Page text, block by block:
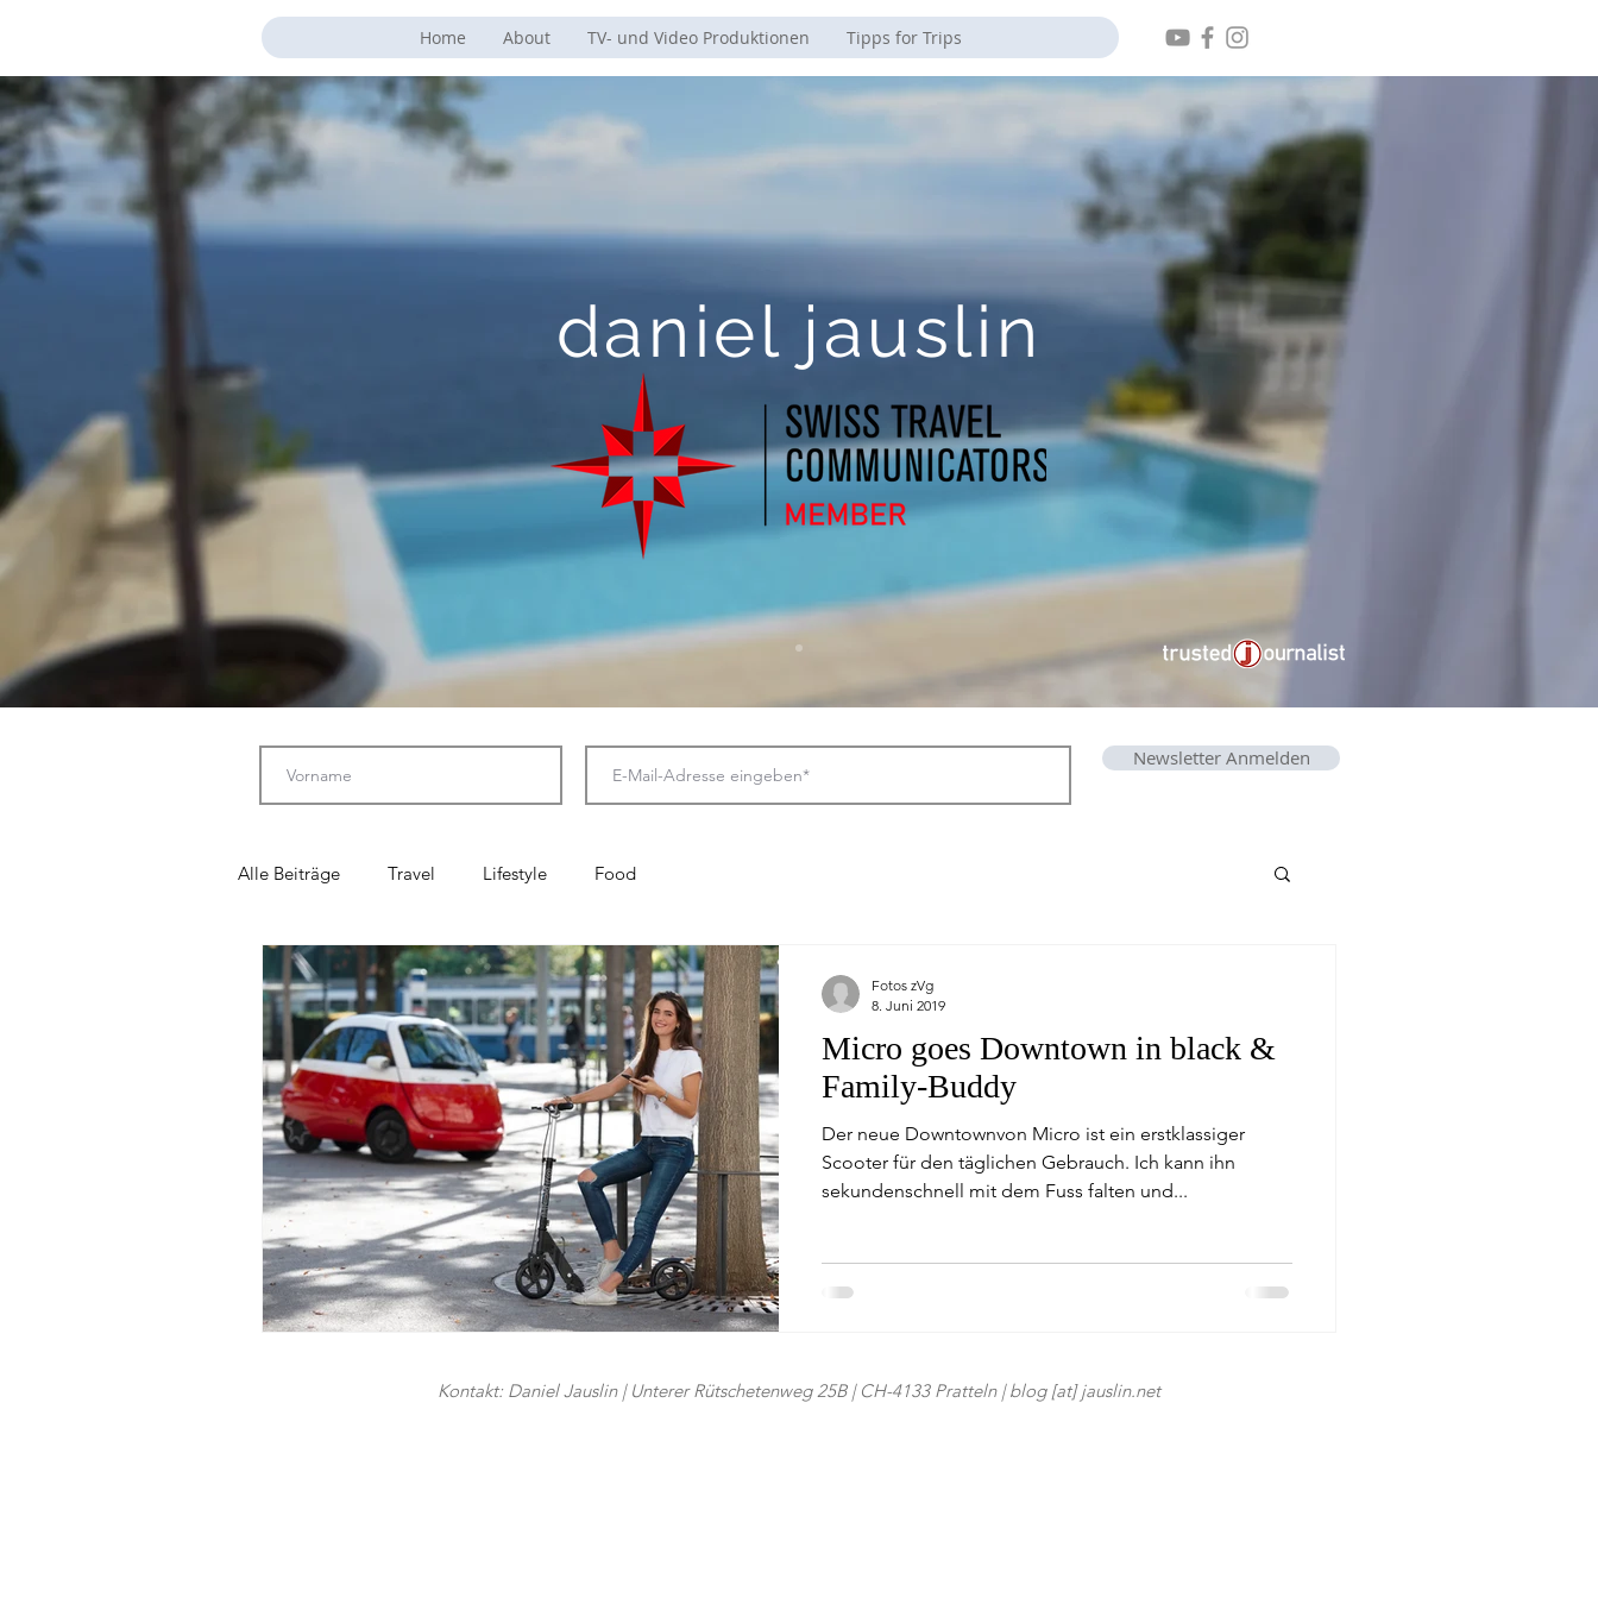
Home About TV- und Video Produktionen Tipps for Trips
daniel jauslin
Newsletter Anmelden
Alle Beiträge Travel Lifestyle Food
Micro goes Downtown in black &
Family-Buddy
Der neue Downtownvon Micro ist ein erstklassiger
Scooter für den täglichen Gebrauch. Ich kann ihn
sekundenschnell mit dem Fuss falten und...
Fotos zVg
8. Juni 2019
Kontakt: Daniel Jauslin | Unterer Rütschetenweg 25B | CH-4133 Pratteln | blog [at] jauslin.net